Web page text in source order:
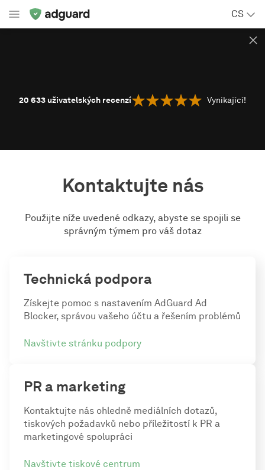
CS
20 633 uživatelských recenzí Vynikající!
Kontaktujte nás
Použijte níže uvedené odkazy, abyste se spojili se
správným týmem pro váš dotaz
Technická podpora
Získejte pomoc s nastavením AdGuard Ad
Blocker, správou vašeho účtu a řešením problémů
Navštivte stránku podpory
PR a marketing
Kontaktujte nás ohledně mediálních dotazů,
tiskových požadavků nebo příležitostí k PR a
marketingové spolupráci
Navštivte tiskové centrum